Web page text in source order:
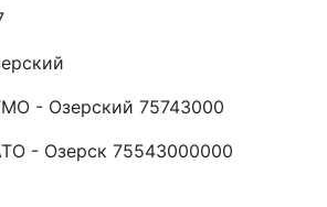
- Озерский 75743000
- Озерск 75543000000